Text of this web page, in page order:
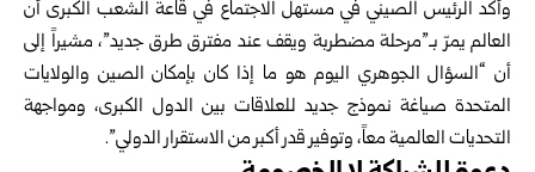
وأكد الرئيس الصيني في مستهل الاجتماع في قاعة الشعب الكبرى أن
العالم يمرّ بـ”مرحلة مضطربة ويقف عند مفترق طرق جديد”، مشيراً إلى
أن “السؤال الجوهري اليوم هو ما إذا كان بإمكان الصين والولايات
المتحدة صياغة نموذج جديد للعلاقات بين الدول الكبرى، ومواجهة
التحديات العالمية معاً، وتوفير قدر أكبر من الاستقرار الدولي”.